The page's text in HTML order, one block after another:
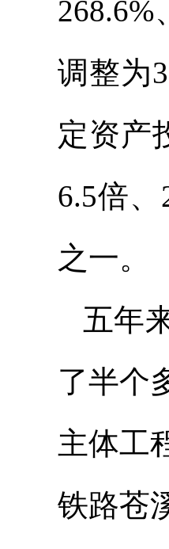
调整为
定资产
6.5倍
之一。
五年
了半个
主体工
铁路苍